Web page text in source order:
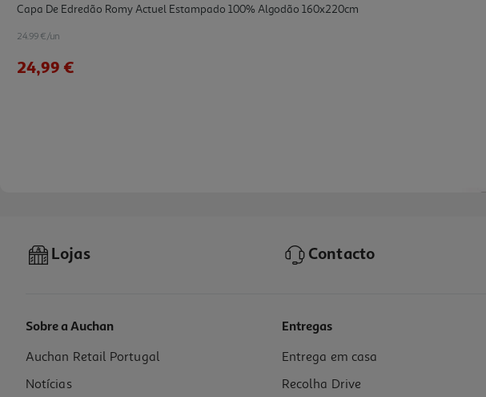
Capa De Edredão Romy Actuel Estampado 100% Algodão 160x220cm
24.99 €/un
24,99 €
Capa De Edredão Actuel 100% Algodão 240x220cm
32.99 €/un
Lojas Contacto
Sobre a Auchan
Auchan Retail Portugal
Notícias
Entregas
Entrega em casa
Recolha Drive